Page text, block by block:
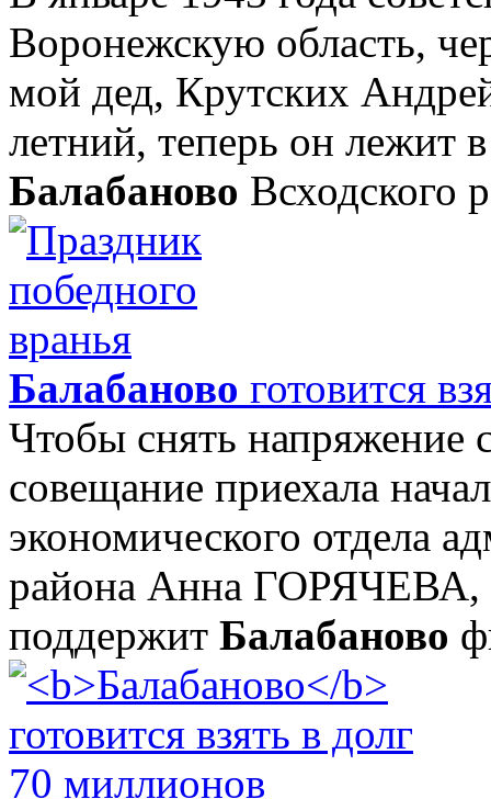
Воронежскую область,
мой дед, Крутских
летний, теперь он лежит
Балабаново Всходского
Балабаново готовится
Чтобы снять напряжение
совещание приехала
экономического отдела
района Анна ГОРЯЧЕВА,
поддержит Балабаново